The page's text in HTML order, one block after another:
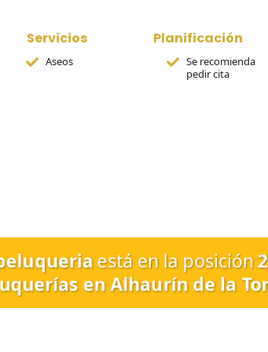
Servicios
Aseos
Planificación
Se recomienda
pedir cita
está en la posición
en Alhaurín de la